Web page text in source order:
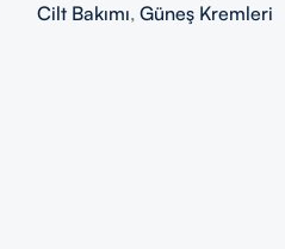
Cilt Bakımı, Güneş Kremleri